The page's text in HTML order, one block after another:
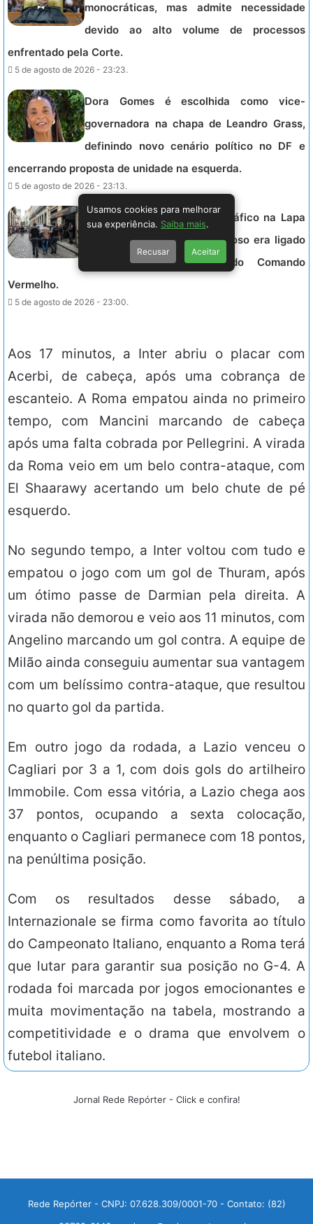
monocráticas, mas admite necessidade
devido ao alto volume de processos
enfrentado pela Corte.
5 de agosto de 2026 - 23:23.
Dora Gomes é escolhida como vice-
governadora na chapa de Leandro Grass,
definindo novo cenário político no DF e
encerrando proposta de unidade na esquerda.
5 de agosto de 2026 - 23:13.
Polícia prende gerente do tráfico na Lapa
após meses foragido; criminoso era ligado
a chefes de facções do Comando
Vermelho.
5 de agosto de 2026 - 23:00.
Aos 17 minutos, a Inter abriu o placar com
Acerbi, de cabeça, após uma cobrança de
escanteio. A Roma empatou ainda no primeiro
tempo, com Mancini marcando de cabeça
após uma falta cobrada por Pellegrini. A virada
da Roma veio em um belo contra-ataque, com
El Shaarawy acertando um belo chute de pé
esquerdo.
No segundo tempo, a Inter voltou com tudo e
empatou o jogo com um gol de Thuram, após
um ótimo passe de Darmian pela direita. A
virada não demorou e veio aos 11 minutos, com
Angelino marcando um gol contra. A equipe de
Milão ainda conseguiu aumentar sua vantagem
com um belíssimo contra-ataque, que resultou
no quarto gol da partida.
Em outro jogo da rodada, a Lazio venceu o
Cagliari por 3 a 1, com dois gols do artilheiro
Immobile. Com essa vitória, a Lazio chega aos
37 pontos, ocupando a sexta colocação,
enquanto o Cagliari permanece com 18 pontos,
na penúltima posição.
Com os resultados desse sábado, a
Internazionale se firma como favorita ao título
do Campeonato Italiano, enquanto a Roma terá
que lutar para garantir sua posição no G-4. A
rodada foi marcada por jogos emocionantes e
muita movimentação na tabela, mostrando a
competitividade e o drama que envolvem o
futebol italiano.
Jornal Rede Repórter - Click e confira!
Rede Repórter - CNPJ: 07.628.309/0001-70 - Contato: (82)
Usamos cookies para melhorar
sua experiência. Saiba mais.
Recusar Aceitar